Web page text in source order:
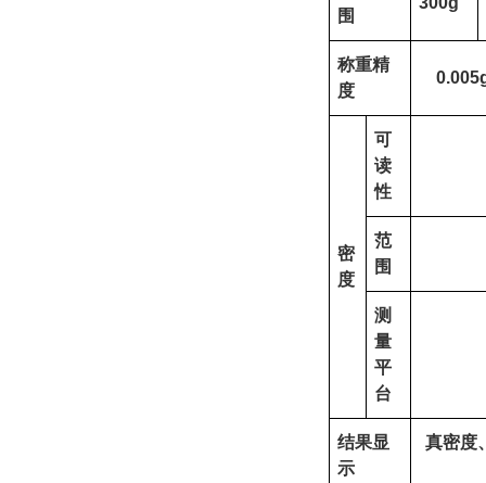
围
称重精
度
0.005
密
度
可
读
性
范
围
测
量
平
台
结果显
示
真密度